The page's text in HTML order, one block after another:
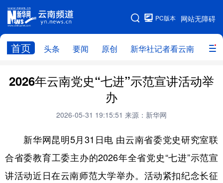
网站无障碍
PC版本
首页 头条 要闻 原创 新华社记者看云南 政务
网站地图
头条 云南要闻 本网原创
政务
云南省领导报道集
教育
州市
社会
图片
经济 服务 云南故事
2026年云南党史“七进”示范宣讲活动举
办
2026-05-31 19:15:51 来源：新华网
新华网昆明5月31日电 由云南省委党史研究室联
合省委教育工委主办的2026年全省党史“七进”示范宣
讲活动近日在云南师范大学举办。活动紧扣纪念长征